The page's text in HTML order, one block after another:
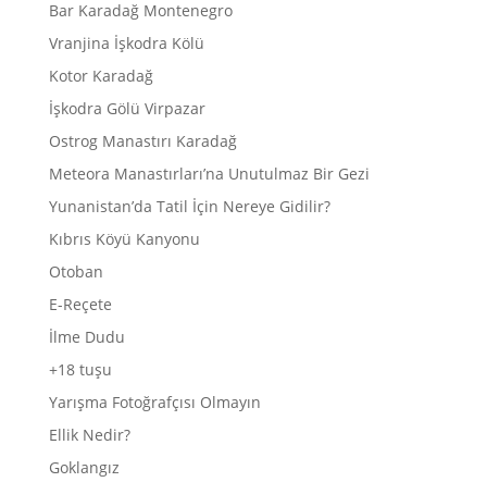
Bar Karadağ Montenegro
Vranjina İşkodra Kölü
Kotor Karadağ
İşkodra Gölü Virpazar
Ostrog Manastırı Karadağ
Meteora Manastırları’na Unutulmaz Bir Gezi
Yunanistan’da Tatil İçin Nereye Gidilir?
Kıbrıs Köyü Kanyonu
Otoban
E-Reçete
İlme Dudu
+18 tuşu
Yarışma Fotoğrafçısı Olmayın
Ellik Nedir?
Goklangız